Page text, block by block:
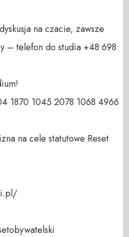
– telefon do studia +48 698
1870 1045 2078 1068 4966
na cele statutowe Reset